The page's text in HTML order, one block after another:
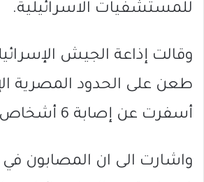
للمستشفيات الاسرائيلية.
وقالت إذاعة الجيش
طعن على الحدود المصرية
أسفرت عن إصابة 6 أشخاص.
واشارت الى ان المصابون